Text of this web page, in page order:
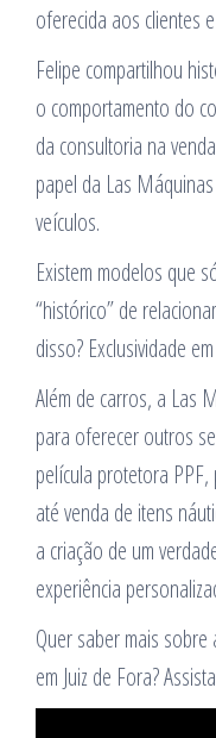
oferecida aos clientes
Felipe compartilhou
o comportamento do
da consultoria na
papel da Las
veículos.
Existem modelos que
“histórico” de
disso? Exclusividade
Além de carros, a Las
para oferecer outros
película protetora
até venda de itens
a criação de um
experiência
Quer saber mais
em Juiz de Fora?